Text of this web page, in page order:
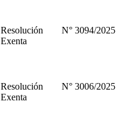
Resolución
Exenta
N° 3094/2025
Resolución
Exenta
N° 3006/2025